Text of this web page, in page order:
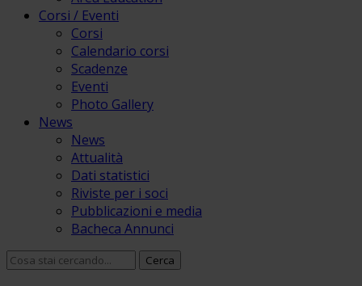
Corsi / Eventi
Corsi
Calendario corsi
Scadenze
Eventi
Photo Gallery
News
News
Attualità
Dati statistici
Riviste per i soci
Pubblicazioni e media
Bacheca Annunci